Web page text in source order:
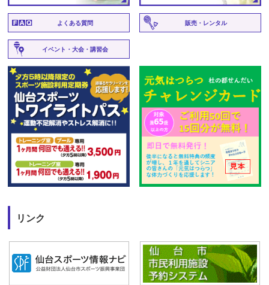
よくある質問 販売・レンタル
イベント・大会・講習会
リンク